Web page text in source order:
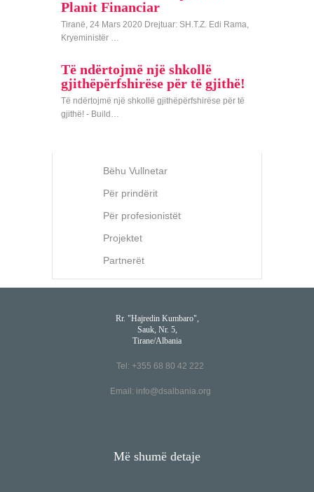
Planit Financiar
Tiranë, 24 Mars 2020 Drejtuar: SH.T.Z. Edi Rama,
Kryeministër …
Të ndërtojmë një shkollë
gjithëpërfshirëse për të gjithë!
Të ndërtojmë një shkollë gjithëpërfshirëse për të
gjithë! - Build…
Bëhu Vullnetar
Për prindërit
Për profesionistët
Projektet
Partnerët
Rr. "Hajredin Kumbaro",
Sauk, Nr. 5,
Tirane/Albania
Tel: +355 68 80 42 222
Email: info@dsalbania.org
Më shumë detaje